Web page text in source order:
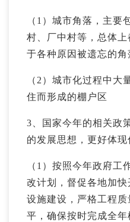
（1）城市角落，主要
村、厂中村等，总体
于各种原因被遗忘的角
（2）城市化过程中大
住而形成的棚户区
3、国家今年的相关政
的发展思想，更好体现
（1）按照今年政府工
改计划，督促各地加
设施建设，严格工程
平，确保按时完成全年